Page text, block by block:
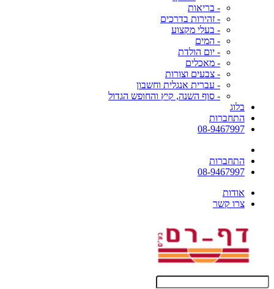
- בריאות
- זהירות בדרכים
- בעלי מקצוע
- המים
- יום הולדת
- מאכלים
- צבעים וצורות
- עברית אנגלית וחשבון
- סוף השנה, קיץ והחופש הגדול
בלוג
התחברות
08-9467997
התחברות
08-9467997
אודות
צרו קשר